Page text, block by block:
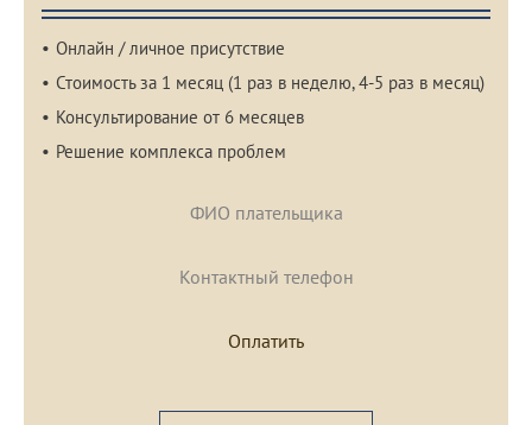
Онлайн / личное присутствие
Стоимость за 1 месяц (1 раз в неделю, 4-5 раз в месяц)
Консультирование от 6 месяцев
Решение комплекса проблем